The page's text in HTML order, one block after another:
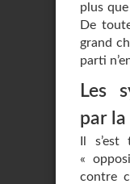
plus
De
grand
parti
Les
par
Il
«
contre